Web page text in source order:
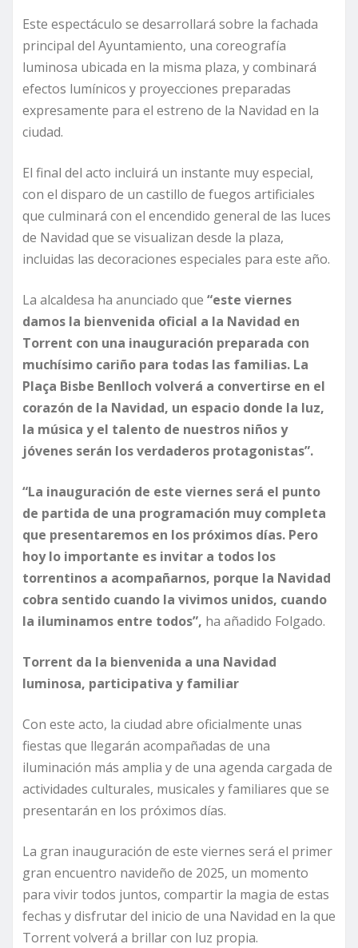
Este espectáculo se desarrollará sobre la fachada
principal del Ayuntamiento, una coreografía
luminosa ubicada en la misma plaza, y combinará
efectos lumínicos y proyecciones preparadas
expresamente para el estreno de la Navidad en la
ciudad.
El final del acto incluirá un instante muy especial,
con el disparo de un castillo de fuegos artificiales
que culminará con el encendido general de las luces
de Navidad que se visualizan desde la plaza,
incluidas las decoraciones especiales para este año.
La alcaldesa ha anunciado que “este viernes
damos la bienvenida oficial a la Navidad en
Torrent con una inauguración preparada con
muchísimo cariño para todas las familias. La
Plaça Bisbe Benlloch volverá a convertirse en el
corazón de la Navidad, un espacio donde la luz,
la música y el talento de nuestros niños y
jóvenes serán los verdaderos protagonistas”.
“La inauguración de este viernes será el punto
de partida de una programación muy completa
que presentaremos en los próximos días. Pero
hoy lo importante es invitar a todos los
torrentinos a acompañarnos, porque la Navidad
cobra sentido cuando la vivimos unidos, cuando
la iluminamos entre todos”, ha añadido Folgado.
Torrent da la bienvenida a una Navidad
luminosa, participativa y familiar
Con este acto, la ciudad abre oficialmente unas
fiestas que llegarán acompañadas de una
iluminación más amplia y de una agenda cargada de
actividades culturales, musicales y familiares que se
presentarán en los próximos días.
La gran inauguración de este viernes será el primer
gran encuentro navideño de 2025, un momento
para vivir todos juntos, compartir la magia de estas
fechas y disfrutar del inicio de una Navidad en la que
Torrent volverá a brillar con luz propia.